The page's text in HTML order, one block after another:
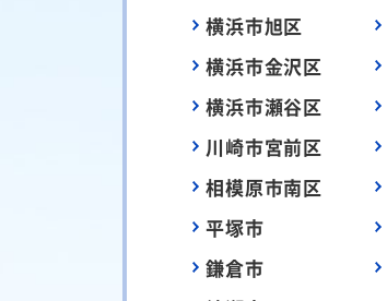
横浜市旭区
横浜市金沢区
横浜市瀬谷区
川崎市宮前区
相模原市南区
平塚市
鎌倉市